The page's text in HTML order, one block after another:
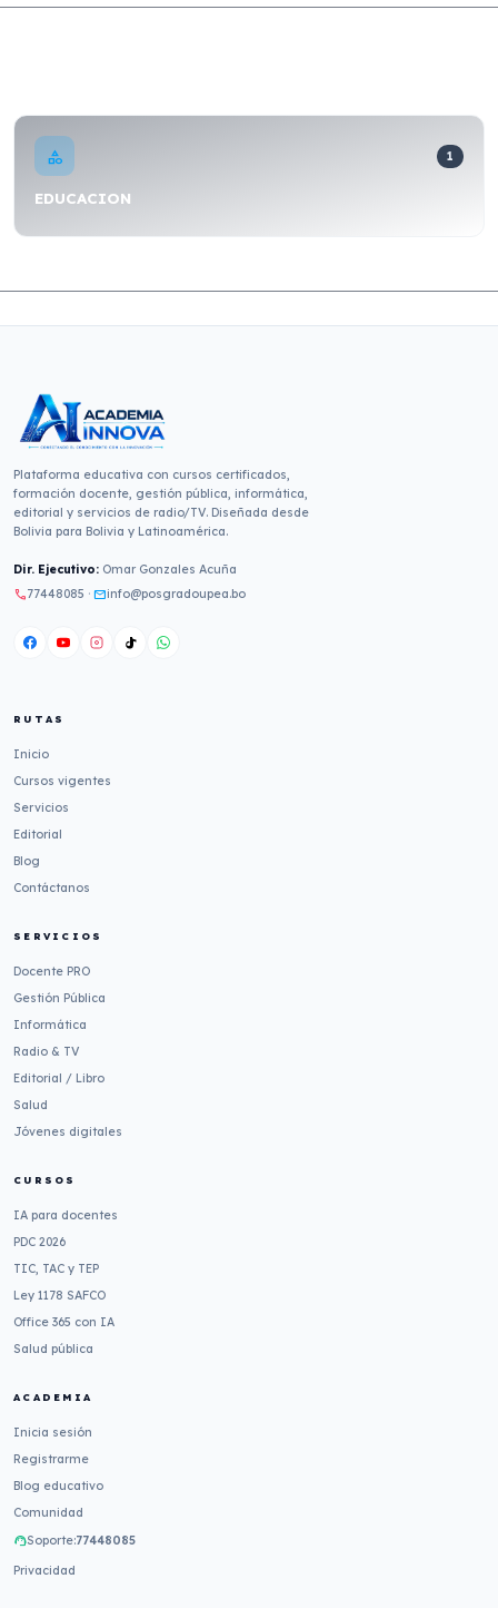
category 1
EDUCACION
Plataforma educativa con cursos certificados,
formación docente, gestión pública, informática,
editorial y servicios de radio/TV. Diseñada desde
Bolivia para Bolivia y Latinoamérica.
Dir. Ejecutivo: Omar Gonzales Acuña
call77448085 · mailinfo@posgradoupea.bo
RUTAS
Inicio
Cursos vigentes
Servicios
Editorial
Blog
Contáctanos
SERVICIOS
Docente PRO
Gestión Pública
Informática
Radio & TV
Editorial / Libro
Salud
Jóvenes digitales
CURSOS
IA para docentes
PDC 2026
TIC, TAC y TEP
Ley 1178 SAFCO
Office 365 con IA
Salud pública
ACADEMIA
Inicia sesión
Registrarme
Blog educativo
Comunidad
support_agentSoporte:77448085
Privacidad